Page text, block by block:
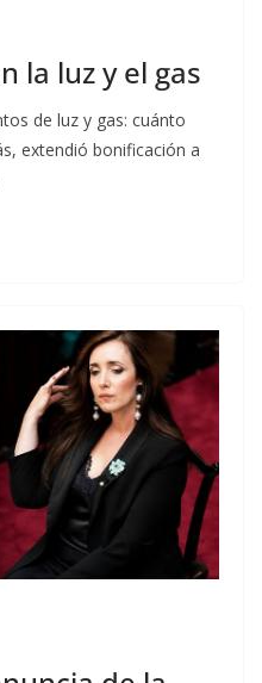
la luz y el gas
de luz y gas: cuánto
extendió bonificación a